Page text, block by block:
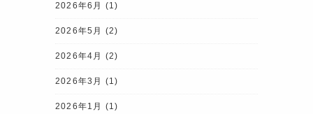
2026年6月 (1)
2026年5月 (2)
2026年4月 (2)
2026年3月 (1)
2026年1月 (1)